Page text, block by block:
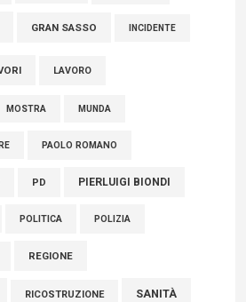
GRAN SASSO INCIDENTE
LAVORO
MOSTRA MUNDA
PAOLO ROMANO
PD PIERLUIGI BIONDI
POLITICA POLIZIA
REGIONE
RICOSTRUZIONE SANITÀ